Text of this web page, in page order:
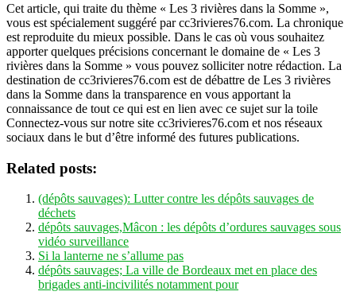
Cet article, qui traite du thème « Les 3 rivières dans la Somme »,
vous est spécialement suggéré par cc3rivieres76.com. La chronique
est reproduite du mieux possible. Dans le cas où vous souhaitez
apporter quelques précisions concernant le domaine de « Les 3
rivières dans la Somme » vous pouvez solliciter notre rédaction. La
destination de cc3rivieres76.com est de débattre de Les 3 rivières
dans la Somme dans la transparence en vous apportant la
connaissance de tout ce qui est en lien avec ce sujet sur la toile
Connectez-vous sur notre site cc3rivieres76.com et nos réseaux
sociaux dans le but d’être informé des futures publications.
Related posts:
(dépôts sauvages): Lutter contre les dépôts sauvages de
déchets
dépôts sauvages,Mâcon : les dépôts d’ordures sauvages sous
vidéo surveillance
Si la lanterne ne s’allume pas
dépôts sauvages; La ville de Bordeaux met en place des
brigades anti-incivilités notamment pour